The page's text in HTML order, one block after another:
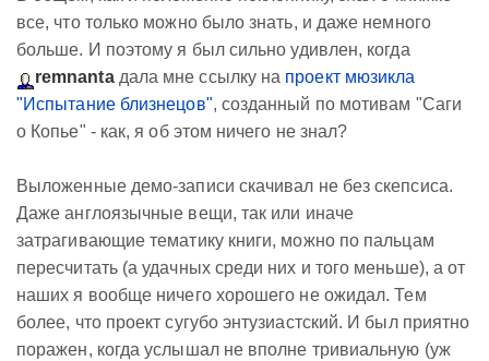
все, что только можно было знать, и даже немного
больше. И поэтому я был сильно удивлен, когда
remnantaдала мне ссылку на проект мюзикла
"Испытание близнецов", созданный по мотивам "Саги
о Копье" - как, я об этом ничего не знал?
Выложенные демо-записи скачивал не без скепсиса.
Даже англоязычные вещи, так или иначе
затрагивающие тематику книги, можно по пальцам
пересчитать (а удачных среди них и того меньше), а от
наших я вообще ничего хорошего не ожидал. Тем
более, что проект сугубо энтузиастский. И был приятно
поражен, когда услышал не вполне тривиальную (уж